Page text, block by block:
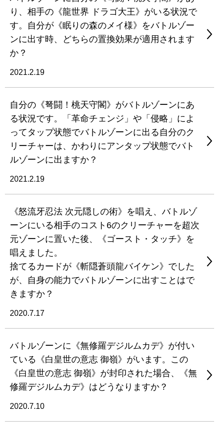
り、相手の《龍世界 ドラゴ大王》がいる状況で
す。自分が《眠りの森のメイ様》をバトルゾー
ンに出す時、どちらの置換効果が適用されます
か？
2021.2.19
自分の《弩闘！桃天守閣》がバトルゾーンにあ
る状況です。「革命チェンジ」や「侵略」によ
ってタップ状態でバトルゾーンに出る自分のク
リーチャーは、かわりにアンタップ状態でバト
ルゾーンに出ますか？
2021.2.19
《怒流牙忍法 次元隠しの術》を唱え、バトルゾ
ーンにいる相手のコスト6のクリーチャーを超次
元ゾーンに置いた後、《ゴースト・タッチ》を
唱えました。
捨てるカードが《斬隠蒼頭龍バイケン》でした
が、自身の能力でバトルゾーンに出すことはで
きますか？
2020.7.17
バトルゾーンに《無修羅デジルムカデ》が付い
ている《白皇世の意志 御嶺》がいます。この
《白皇世の意志 御嶺》が封印された場合、《無
修羅デジルムカデ》はどうなりますか？
2020.7.10